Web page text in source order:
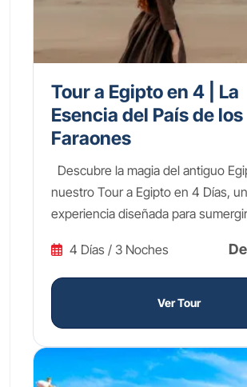
Tour a Egipto en 4 | La
Esencia del País de los
Faraones
Descubre la magia del antiguo
nuestro Tour a Egipto en 4 Días,
experiencia diseñada para
fascinantes de la historia. Explora
monumentales Pirámides de Guiza
enigmática Esfinge, maravíllate con
tesoros dorados de Tutankamón en
Museo Egipcio, y recorre la
Escalonada de Sakkara,
4 Días / 3 Noches
Ver Tour